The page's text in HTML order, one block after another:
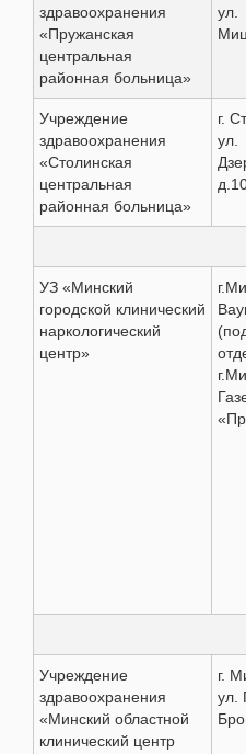
здравоохранения
«Пружанская
центральная
районная больница»
ул.
Учреждение
здравоохранения
«Столинская
центральная
районная больница»
г.
ул.
УЗ «Минский
городской клинический
наркологический
центр»
Учреждение
здравоохранения
«Минский областной
клинический центр
г.
ул.